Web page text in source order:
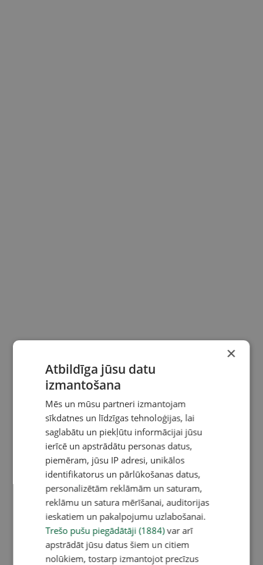
×
Atbildīga jūsu datu
izmantošana
Mēs un mūsu partneri izmantojam
sīkdatnes un līdzīgas tehnoloģijas, lai
saglabātu un piekļūtu informācijai jūsu
ierīcē un apstrādātu personas datus,
piemēram, jūsu IP adresi, unikālos
identifikatorus un pārlūkošanas datus,
personalizētām reklāmām un saturam,
reklāmu un satura mērīšanai, auditorijas
ieskatiem un pakalpojumu uzlabošanai.
Trešo pušu piegādātāji (1884)var arī
apstrādāt jūsu datus šiem un citiem
nolūkiem, tostarp izmantojot precīzus